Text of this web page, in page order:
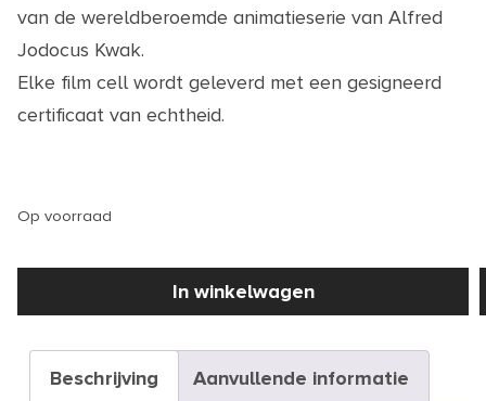
van de wereldberoemde animatieserie van Alfred
Jodocus Kwak.
Elke film cell wordt geleverd met een gesigneerd
certificaat van echtheid.
Op voorraad
KUNST
In winkelwagen
Beschrijving Aanvullende informatie